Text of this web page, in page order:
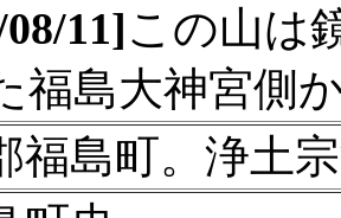
11]この山は
福島大神宮側
福島町。浄土